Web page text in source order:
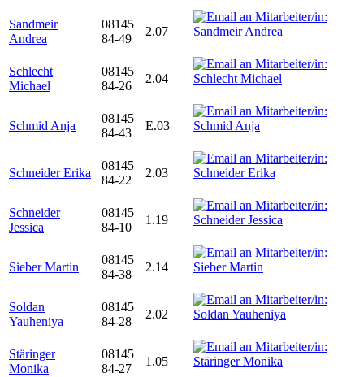
Sandmeir
Andrea
08145
84-49
2.07
Schlecht
Michael
08145
84-26
2.04
Schmid Anja
08145
84-43
E.03
Schneider Erika
08145
84-22
2.03
Schneider
Jessica
08145
84-10
1.19
Sieber Martin
08145
84-38
2.14
Soldan
Yauheniya
08145
84-28
2.02
Stäringer
Monika
08145
84-27
1.05